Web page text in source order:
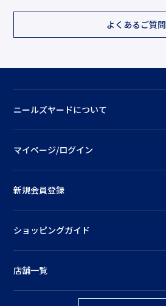
よくあるご質問
ニールズヤードについて
マイページ/ログイン
新規会員登録
ショッピングガイド
店舗一覧